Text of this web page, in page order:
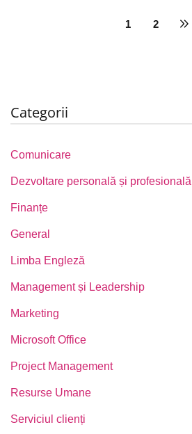
1 2
Categorii
Comunicare
Dezvoltare personală și profesională
Finanțe
General
Limba Engleză
Management și Leadership
Marketing
Microsoft Office
Project Management
Resurse Umane
Serviciul clienți